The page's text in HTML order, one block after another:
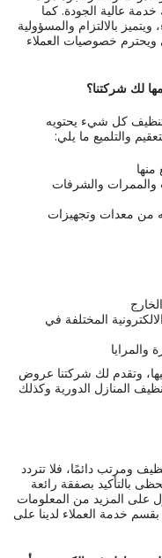
خدمة عالية الجودة. كما
بالالتزام والمسؤولية
ويحترم خصوصيات العملاء
لك شركتنا؟
كل شيء يحتويه
والتلميع ما يلي:
والشرفات
من معدات وتجهيزات
المختلفة في
والمرايا
وتقدم لك شركتنا عروض
المنازل الدورية وكذلك
ومرتب دائمًا، فلا تتردد
بالتأكيد بصفقة رائعة
على المزيد من المعلومات
خدمة العملاء لدينا على